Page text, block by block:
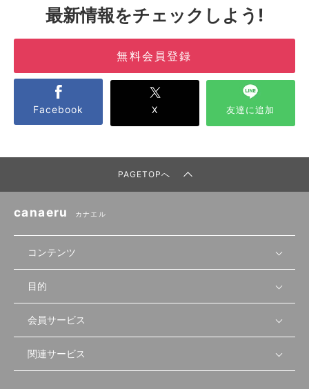
最新情報をチェックしよう!
無料会員登録
Facebook X 友達に追加
PAGETOPへ
canaeru カナエル
コンテンツ
無料開業相談
セミナー情報
セミナー動画
物件を探す
首都圏
先輩開業者の声
目的
店舗運営
物件
会員サービス
会員登録
関連サービス